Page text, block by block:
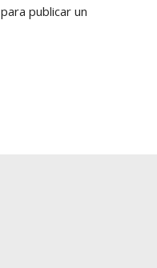
para publicar un